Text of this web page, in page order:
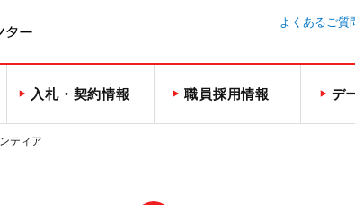
よくあるご質
入札・契約情報 職員採用情報 デ
ティア